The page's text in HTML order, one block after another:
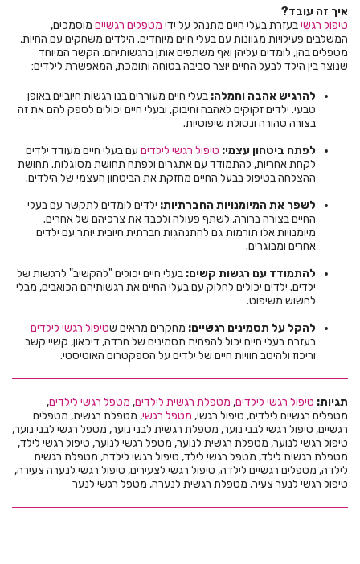
איך זה עובד?
טיפול רגשיבעזרת בעלי חיים מתנהל על ידימטפלים רגשייםמוסמכים,
המשלבים פעילויות מגוונות עם בעלי חיים מיוחדים. הילדים משחקים עם החיות,
מטפלים בהן, לומדים עליהן ואף משתפים אותן ברגשותיהם. הקשר המיוחד
שנוצר בין הילד לבעל החיים יוצר סביבה בטוחה ותומכת, המאפשרת לילדים:
להרגיש אהבה וחמלה:בעלי חיים מעוררים בנו רגשות חיוביים באופן
טבעי. ילדים זקוקים לאהבה וחיבוק, ובעלי חיים יכולים לספק להם את זה
בצורה טהורה ונטולת שיפוטיות.
לפתח ביטחון עצמי:טיפול רגשי לילדיםעם בעלי חיים מעודד ילדים
לקחת אחריות, להתמודד עם אתגרים ולפתח תחושת מסוגלות. תחושת
ההצלחה בטיפול בבעל החיים מחזקת את הביטחון העצמי של הילדים.
לשפר את המיומנויות החברתיות:ילדים לומדים לתקשר עם בעלי
החיים בצורה ברורה, לשתף פעולה ולכבד את צרכיהם של אחרים.
מיומנויות אלו תורמות גם להתנהגות חברתית חיובית יותר עם ילדים
אחרים ומבוגרים.
להתמודד עם רגשות קשים:בעלי חיים יכולים "להקשיב" לרגשות של
ילדים. ילדים יכולים לחלוק עם בעלי החיים את רגשותיהם הכואבים, מבלי
לחשוש משיפוט.
להקל על תסמינים רגשיים:מחקרים מראים שטיפול רגשי לילדים
בעזרת בעלי חיים יכול להפחית תסמינים של חרדה, דיכאון, קשיי קשב
וריכוז ולהיטב חוויות חיים של ילדים על הספקטרום האוטיסטי.
תגיות:טיפול רגשי לילדים,מטפלת רגשית לילדים,מטפל רגשי לילדים,
מטפלים רגשיים לילדים, טיפול רגשי,מטפל רגשי, מטפלת רגשית, מטפלים
רגשיים, טיפול רגשי לבני נוער, מטפלת רגשית לבני נוער, מטפל רגשי לבני נוער,
טיפול רגשי לנוער, מטפלת רגשית לנוער, מטפל רגשי לנוער, טיפול רגשי לילד,
מטפלת רגשית לילד, מטפל רגשי לילד, טיפול רגשי לילדה, מטפלת רגשית
לילדה, מטפלים רגשיים לילדה, טיפול רגשי לצעירים, טיפול רגשי לנערה צעירה,
טיפול רגשי לנער צעיר, מטפלת רגשית לנערה, מטפל רגשי לנער